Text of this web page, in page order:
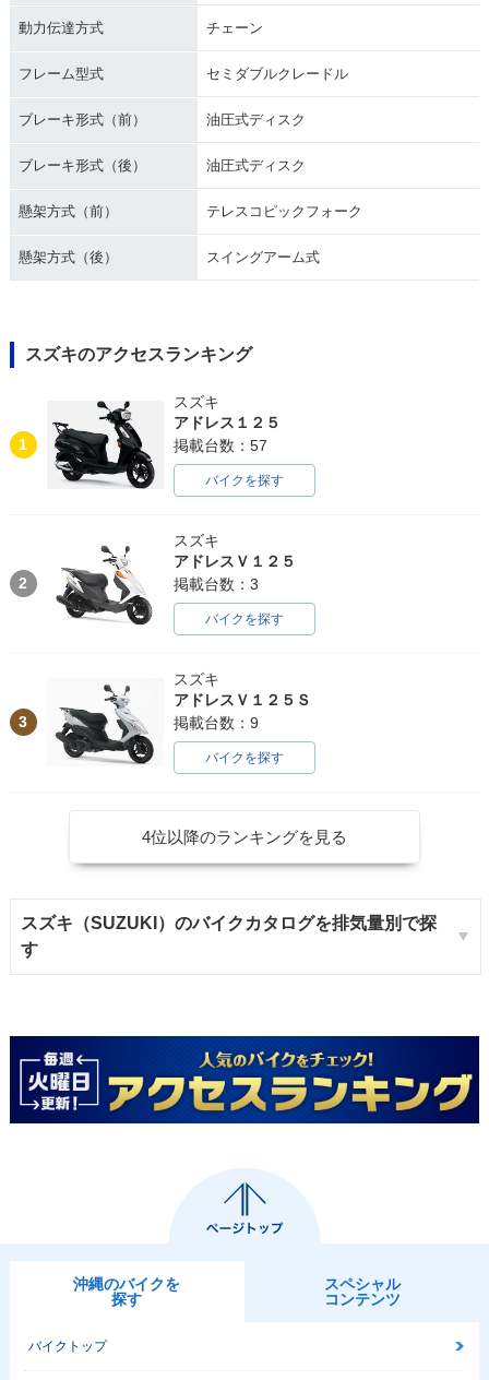
動力伝達方式 チェーン
フレーム型式 セミダブルクレードル
ブレーキ形式（前） 油圧式ディスク
ブレーキ形式（後） 油圧式ディスク
懸架方式（前） テレスコピックフォーク
懸架方式（後） スイングアーム式
スズキのアクセスランキング
1
スズキ
アドレス１２５
掲載台数：57
バイクを探す
2
スズキ
アドレスＶ１２５
掲載台数：3
バイクを探す
3
スズキ
アドレスＶ１２５Ｓ
掲載台数：9
バイクを探す
4位以降のランキングを見る
スズキ（SUZUKI）のバイクカタログを排気量別で探
す
沖縄のバイクを
探す
スペシャル
コンテンツ
バイクトップ